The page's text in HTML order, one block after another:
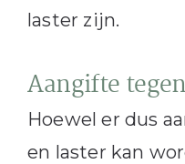
laster zijn.
Aangifte
Hoewel er dus
en laster kan